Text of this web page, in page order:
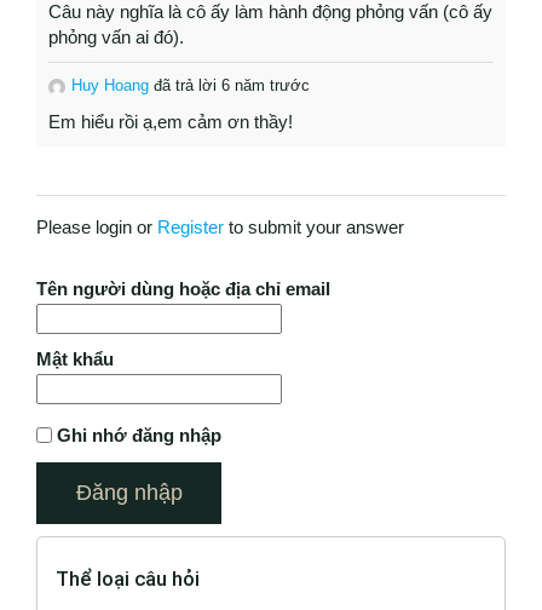
Câu này nghĩa là cô ấy làm hành động phỏng vấn (cô ấy
phỏng vấn ai đó).
Huy Hoang đã trả lời 6 năm trước
Em hiểu rồi ạ,em cảm ơn thầy!
Please login or Register to submit your answer
Tên người dùng hoặc địa chỉ email
Mật khẩu
Ghi nhớ đăng nhập
Thể loại câu hỏi